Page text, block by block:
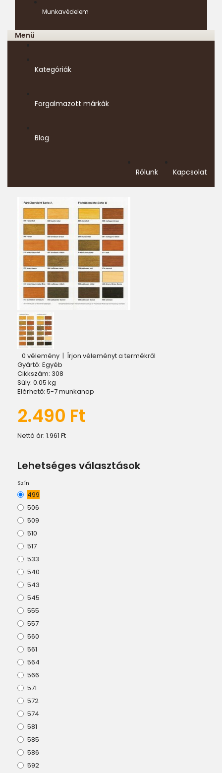
Munkavédelem
Menü
Kategóriák
Forgalmazott márkák
Blog
Kapcsolat
Rólunk
0 vélemény | Írjon véleményt a termékről
Gyártó: Egyéb
Cikkszám: 308
Súly: 0.05 kg
Elérhető: 5-7 munkanap
2.490 Ft
Nettó ár: 1.961 Ft
Lehetséges választások
Szín
499
506
509
510
517
533
540
543
545
555
557
560
561
564
566
571
572
574
581
585
586
592